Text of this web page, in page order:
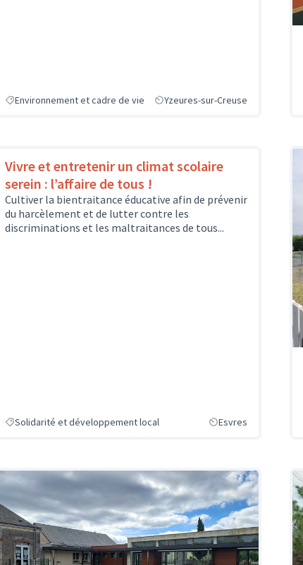
Environnement et cadre de vie Yzeures-sur-Creuse
Vivre et entretenir un climat scolaire
serein : l’affaire de tous !
Cultiver la bientraitance éducative afin de prévenir
du harcèlement et de lutter contre les
discriminations et les maltraitances de tous...
Solidarité et développement local Esvres